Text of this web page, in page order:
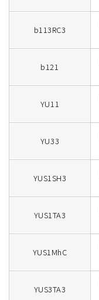
b113RC3
b121
YU11
YU33
YUS1SH3
YUS1TA3
YUS1MhC
YUS3TA3